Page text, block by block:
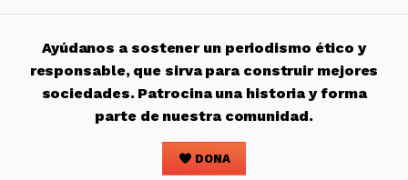
Ayúdanos a sostener un periodismo ético y
responsable, que sirva para construir mejores
sociedades. Patrocina una historia y forma
parte de nuestra comunidad.
DONA